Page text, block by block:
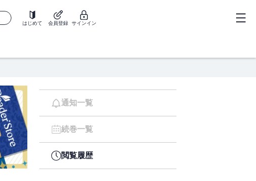
はじめて 会員登録 サインイン
通知一覧
続巻一覧
閲覧履歴